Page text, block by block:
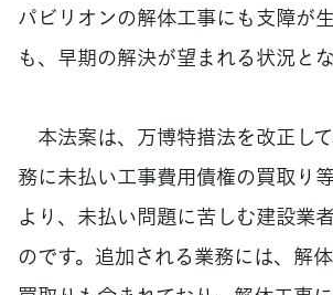
パビリオンの解体工事にも支障が
も、早期の解決が望まれる状況とな
本法案は、万博特措法を改正し
務に未払い工事費用債権の買取り
より、未払い問題に苦しむ建設業
のです。追加される業務には、解